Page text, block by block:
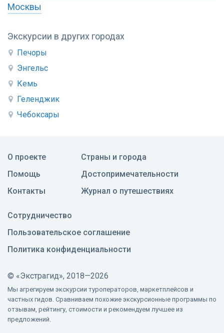
Экскурсии в других городах
Печоры
Энгельс
Кемь
Геленджик
Чебоксары
Москвы
О проекте
Помощь
Контакты
Страны и города
Достопримечательности
Журнал о путешествиях
Сотрудничество
Пользовательское соглашение
Политика конфиденциальности
© «Экстрагид», 2018—2026
Мы агрегируем экскурсии туроператоров, маркетплейсов и
частных гидов. Сравниваем похожие экскурсионные программы по
отзывам, рейтингу, стоимости и рекомендуем лучшее из
предложений.